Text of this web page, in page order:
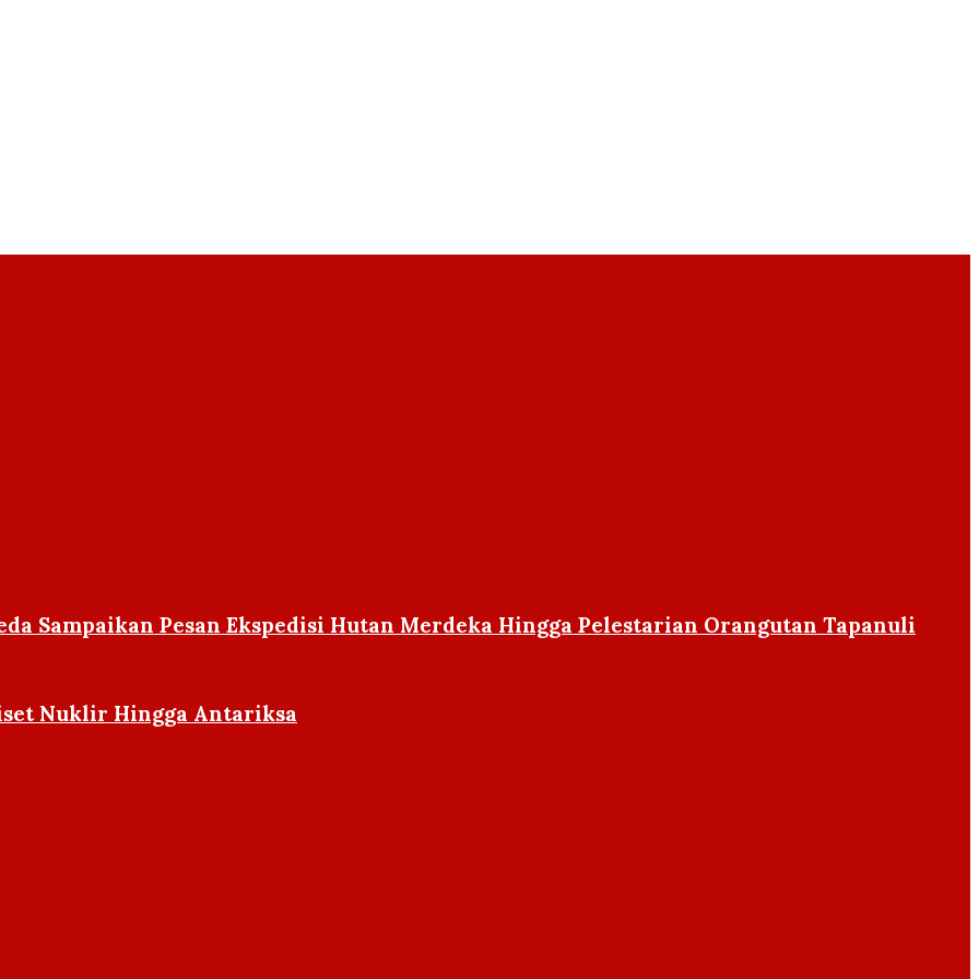
Sampaikan Pesan Ekspedisi Hutan Merdeka Hingga Pelestarian Orangutan Tapanuli
Nuklir Hingga Antariksa